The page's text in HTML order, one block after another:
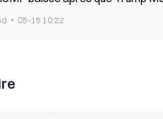
05-15 10:22